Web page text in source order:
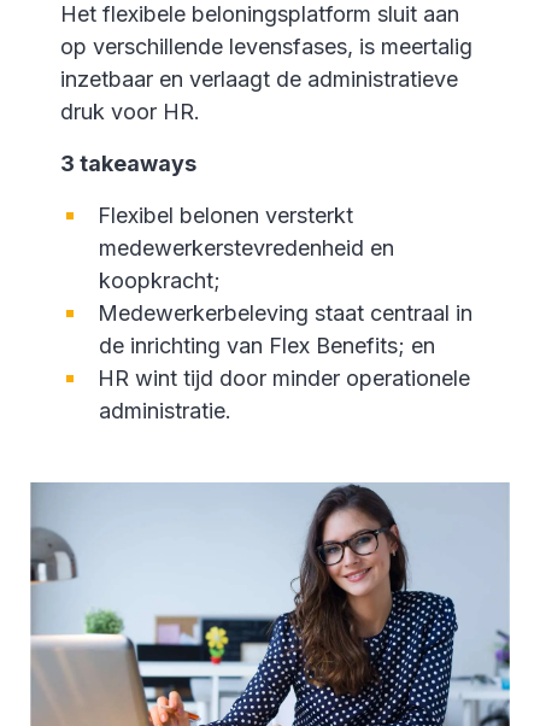
Het flexibele beloningsplatform sluit aan
op verschillende levensfases, is meertalig
inzetbaar en verlaagt de administratieve
druk voor HR.
3 takeaways
Flexibel belonen versterkt
medewerkerstevredenheid en
koopkracht;
Medewerkerbeleving staat centraal in
de inrichting van Flex Benefits; en
HR wint tijd door minder operationele
administratie.